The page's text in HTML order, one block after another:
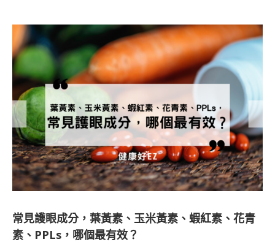
常見護眼成分，葉黃素、玉米黃素、蝦紅素、花青
素、PPLs，哪個最有效？